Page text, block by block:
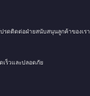
รดติดต่อฝ่ายสนับสนุนลูกค้าของเรา
เร็วและปลอดภัย